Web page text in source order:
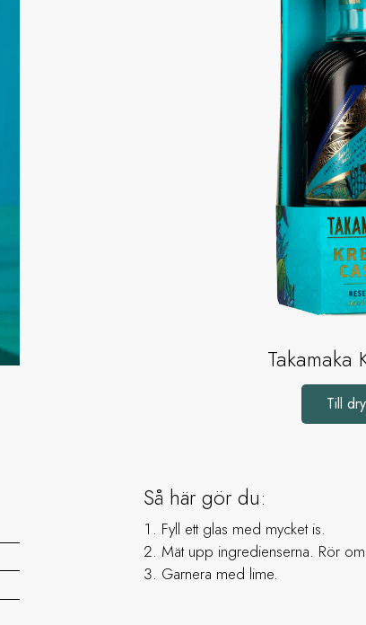
Takamaka
Till
Så här gör du:
Fyll ett glas med mycket is.
Mät upp ingredienserna. Rör
Garnera med lime.